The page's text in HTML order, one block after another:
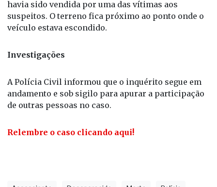
havia sido vendida por uma das vítimas aos
suspeitos. O terreno fica próximo ao ponto onde o
veículo estava escondido.
Investigações
A Polícia Civil informou que o inquérito segue em
andamento e sob sigilo para apurar a participação
de outras pessoas no caso.
Relembre o caso clicando aqui!